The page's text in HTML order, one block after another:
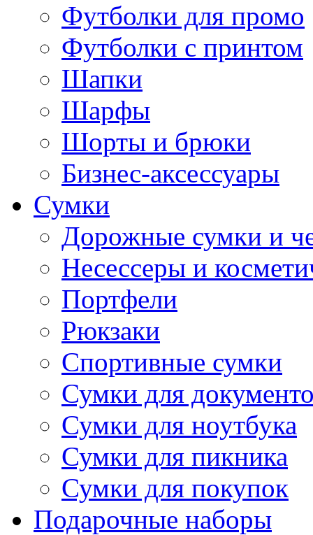
Футболки для промо
Футболки с принтом
Шапки
Шарфы
Шорты и брюки
Бизнес-аксессуары
Сумки
Дорожные сумки и
Несессеры и
Портфели
Рюкзаки
Спортивные сумки
Сумки для
Сумки для ноутбука
Сумки для пикника
Сумки для покупок
Подарочные наборы